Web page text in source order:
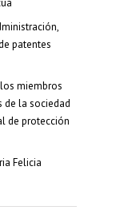
patentes
miembros
de la sociedad
de protección
Felicia